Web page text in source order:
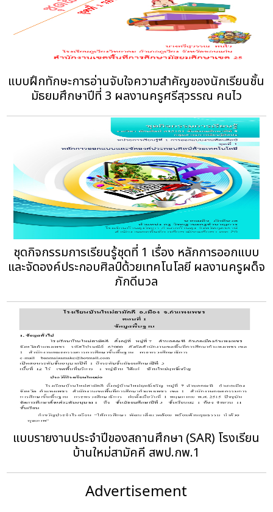
แบบฝึกทักษะการอ่านจับใจความสำคัญของนักเรียนชั้น
มัธยมศึกษาปีที่ 3 ผลงานครูศรีสุวรรณ คนไว
ชุดกิจกรรมการเรียนรู้ชุดที่ 1 เรื่อง หลักการออกแบบ
และจัดองค์ประกอบศิลป์ด้วยเทคโนโลยี ผลงานครูผด็จ
ภักดีนวล
แบบรายงานประจำปีของสถานศึกษา (SAR) โรงเรียน
บ้านใหม่สามัคคี สพป.กพ.1
Advertisement